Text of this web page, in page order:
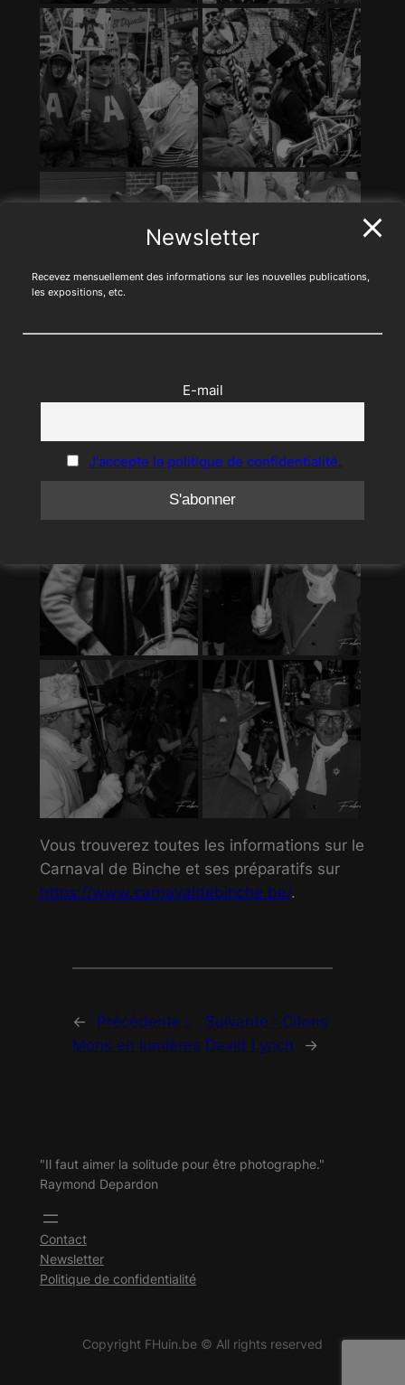
Vous trouverez toutes les informations sur le
Carnaval de Binche et ses préparatifs sur
https://www.carnavaldebinche.be/.
←
Précédente :
Mons en lumières
Suivante : Citons
David Lynch
→
"Il faut aimer la solitude pour être photographe."
Raymond Depardon
Contact
Newsletter
Politique de confidentialité
Copyright FHuin.be © All rights reserved
Newsletter
Recevez mensuellement des informations sur les nouvelles publications,
les expositions, etc.
E-mail
J'accepte la politique de confidentialité.
Ceci fermera dans secondes